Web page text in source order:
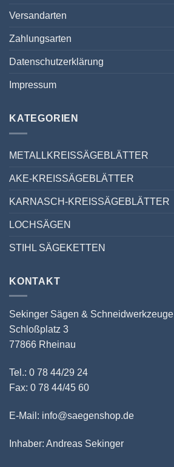
Versandarten
Zahlungsarten
Datenschutzerklärung
Impressum
KATEGORIEN
METALLKREISSÄGEBLÄTTER
AKE-KREISSÄGEBLÄTTER
KARNASCH-KREISSÄGEBLÄTTER
LOCHSÄGEN
STIHL SÄGEKETTEN
KONTAKT
Sekinger Sägen & Schneidwerkzeuge
Schloßplatz 3
77866 Rheinau
Tel.: 0 78 44/29 24
Fax: 0 78 44/45 60
E-Mail: info@saegenshop.de
Inhaber: Andreas Sekinger